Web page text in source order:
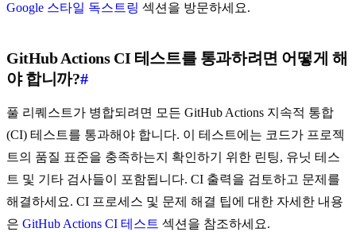
Google 스타일 독스트링 섹션을 방문하세요.
GitHub Actions CI 테스트를 통과하려면 어떻게 해
야 합니까?#
풀 리퀘스트가 병합되려면 모든 GitHub Actions 지속적 통합
(CI) 테스트를 통과해야 합니다. 이 테스트에는 코드가 프로젝
트의 품질 표준을 충족하는지 확인하기 위한 린팅, 유닛 테스
트 및 기타 검사들이 포함됩니다. CI 출력을 검토하고 문제를
해결하세요. CI 프로세스 및 문제 해결 팁에 대한 자세한 내용
은 GitHub Actions CI 테스트 섹션을 참조하세요.